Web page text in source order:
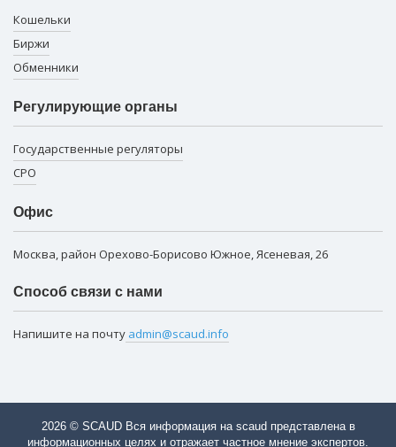
Кошельки
Биржи
Обменники
Регулирующие органы
Государственные регуляторы
СРО
Офис
Москва, район Орехово-Борисово Южное, Ясеневая, 26
Способ связи с нами
Напишите на почту admin@scaud.info
2026 © SCAUD Вся информация на scaud представлена в
информационных целях и отражает частное мнение экспертов.